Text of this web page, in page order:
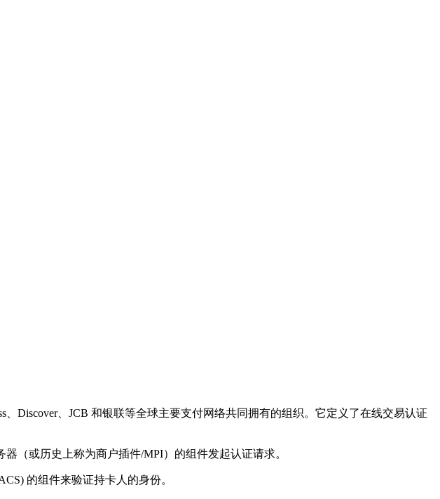
、Discover、JCB 和银联等全球主要支付网络共同拥有的组织。它定义了在线交易认证
（或历史上称为商户插件/MPI）的组件发起认证请求。
的组件来验证持卡人的身份。